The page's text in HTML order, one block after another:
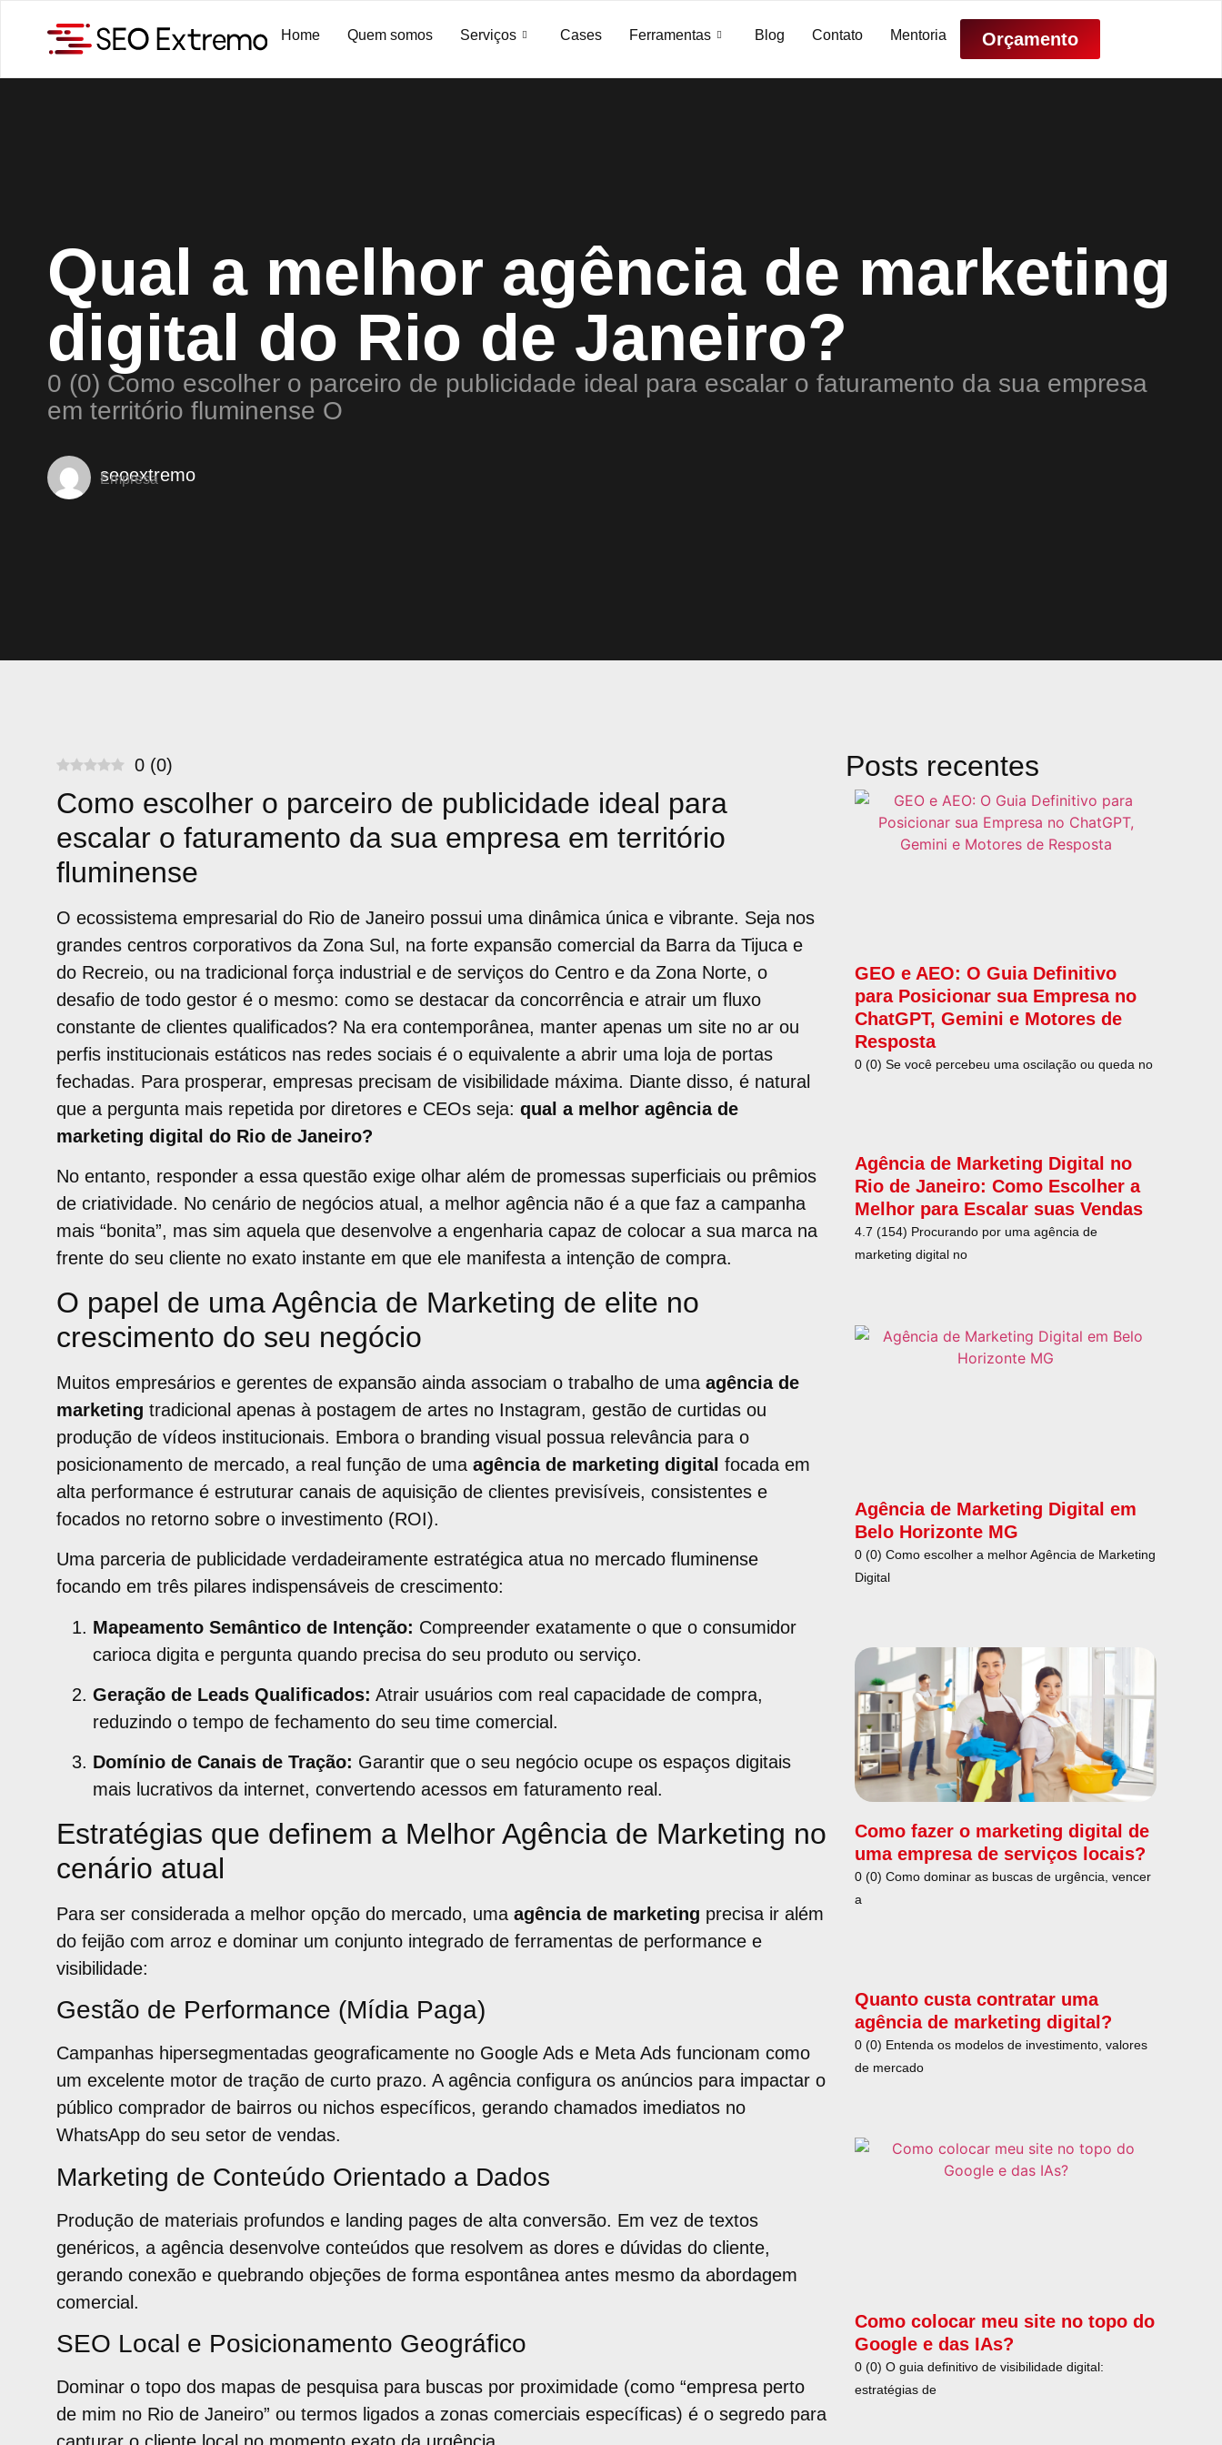
Home Quem somos Serviços Cases Ferramentas Blog Contato Mentoria Orçamento
Qual a melhor agência de marketing
digital do Rio de Janeiro?
0 (0) Como escolher o parceiro de publicidade ideal para escalar o faturamento da sua empresa
em território fluminense O
seoextremo
Empresa
0 (0)
Como escolher o parceiro de publicidade ideal para
escalar o faturamento da sua empresa em território
fluminense
O ecossistema empresarial do Rio de Janeiro possui uma dinâmica única e vibrante. Seja nos
grandes centros corporativos da Zona Sul, na forte expansão comercial da Barra da Tijuca e
do Recreio, ou na tradicional força industrial e de serviços do Centro e da Zona Norte, o
desafio de todo gestor é o mesmo: como se destacar da concorrência e atrair um fluxo
constante de clientes qualificados? Na era contemporânea, manter apenas um site no ar ou
perfis institucionais estáticos nas redes sociais é o equivalente a abrir uma loja de portas
fechadas. Para prosperar, empresas precisam de visibilidade máxima. Diante disso, é natural
que a pergunta mais repetida por diretores e CEOs seja: qual a melhor agência de
marketing digital do Rio de Janeiro?
No entanto, responder a essa questão exige olhar além de promessas superficiais ou prêmios
de criatividade. No cenário de negócios atual, a melhor agência não é a que faz a campanha
mais “bonita”, mas sim aquela que desenvolve a engenharia capaz de colocar a sua marca na
frente do seu cliente no exato instante em que ele manifesta a intenção de compra.
O papel de uma Agência de Marketing de elite no
crescimento do seu negócio
Muitos empresários e gerentes de expansão ainda associam o trabalho de uma agência de
marketing tradicional apenas à postagem de artes no Instagram, gestão de curtidas ou
produção de vídeos institucionais. Embora o branding visual possua relevância para o
posicionamento de mercado, a real função de uma agência de marketing digital focada em
alta performance é estruturar canais de aquisição de clientes previsíveis, consistentes e
focados no retorno sobre o investimento (ROI).
Uma parceria de publicidade verdadeiramente estratégica atua no mercado fluminense
focando em três pilares indispensáveis de crescimento:
Mapeamento Semântico de Intenção: Compreender exatamente o que o consumidor
carioca digita e pergunta quando precisa do seu produto ou serviço.
Geração de Leads Qualificados: Atrair usuários com real capacidade de compra,
reduzindo o tempo de fechamento do seu time comercial.
Domínio de Canais de Tração: Garantir que o seu negócio ocupe os espaços digitais
mais lucrativos da internet, convertendo acessos em faturamento real.
Estratégias que definem a Melhor Agência de Marketing no
cenário atual
Para ser considerada a melhor opção do mercado, uma agência de marketing precisa ir além
do feijão com arroz e dominar um conjunto integrado de ferramentas de performance e
visibilidade:
Gestão de Performance (Mídia Paga)
Campanhas hipersegmentadas geograficamente no Google Ads e Meta Ads funcionam como
um excelente motor de tração de curto prazo. A agência configura os anúncios para impactar o
público comprador de bairros ou nichos específicos, gerando chamados imediatos no
WhatsApp do seu setor de vendas.
Marketing de Conteúdo Orientado a Dados
Produção de materiais profundos e landing pages de alta conversão. Em vez de textos
genéricos, a agência desenvolve conteúdos que resolvem as dores e dúvidas do cliente,
gerando conexão e quebrando objeções de forma espontânea antes mesmo da abordagem
comercial.
SEO Local e Posicionamento Geográfico
Dominar o topo dos mapas de pesquisa para buscas por proximidade (como “empresa perto
de mim no Rio de Janeiro” ou termos ligados a zonas comerciais específicas) é o segredo para
Posts recentes
GEO e AEO: O Guia Definitivo
para Posicionar sua Empresa no
ChatGPT, Gemini e Motores de
Resposta
0 (0) Se você percebeu uma oscilação ou queda no
Agência de Marketing Digital no
Rio de Janeiro: Como Escolher a
Melhor para Escalar suas Vendas
4.7 (154) Procurando por uma agência de
marketing digital no
Agência de Marketing Digital em
Belo Horizonte MG
0 (0) Como escolher a melhor Agência de Marketing
Digital
Como fazer o marketing digital de
uma empresa de serviços locais?
0 (0) Como dominar as buscas de urgência, vencer
a
Quanto custa contratar uma
agência de marketing digital?
0 (0) Entenda os modelos de investimento, valores
de mercado
Como colocar meu site no topo do
Google e das IAs?
0 (0) O guia definitivo de visibilidade digital:
estratégias de